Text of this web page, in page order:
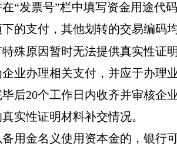
“发票号”栏中填写资金用途代
的支付，其他划转的交易编码
特殊原因暂时无法提供真实性
业办理相关支付，并应于办理
后20个工作日内收齐并审核企
实性证明材料补交情况。
用金名义使用资本金的，银行